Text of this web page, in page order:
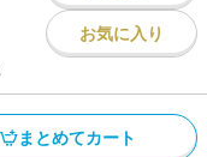
お気に入り
まとめてカート